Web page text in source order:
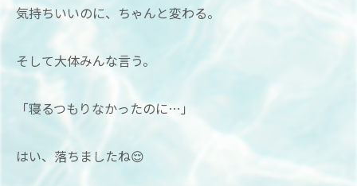
気持ちいいのに、ちゃんと変わる。
そして大体みんな言う。
「寝るつもりなかったのに…」
はい、落ちましたね😌